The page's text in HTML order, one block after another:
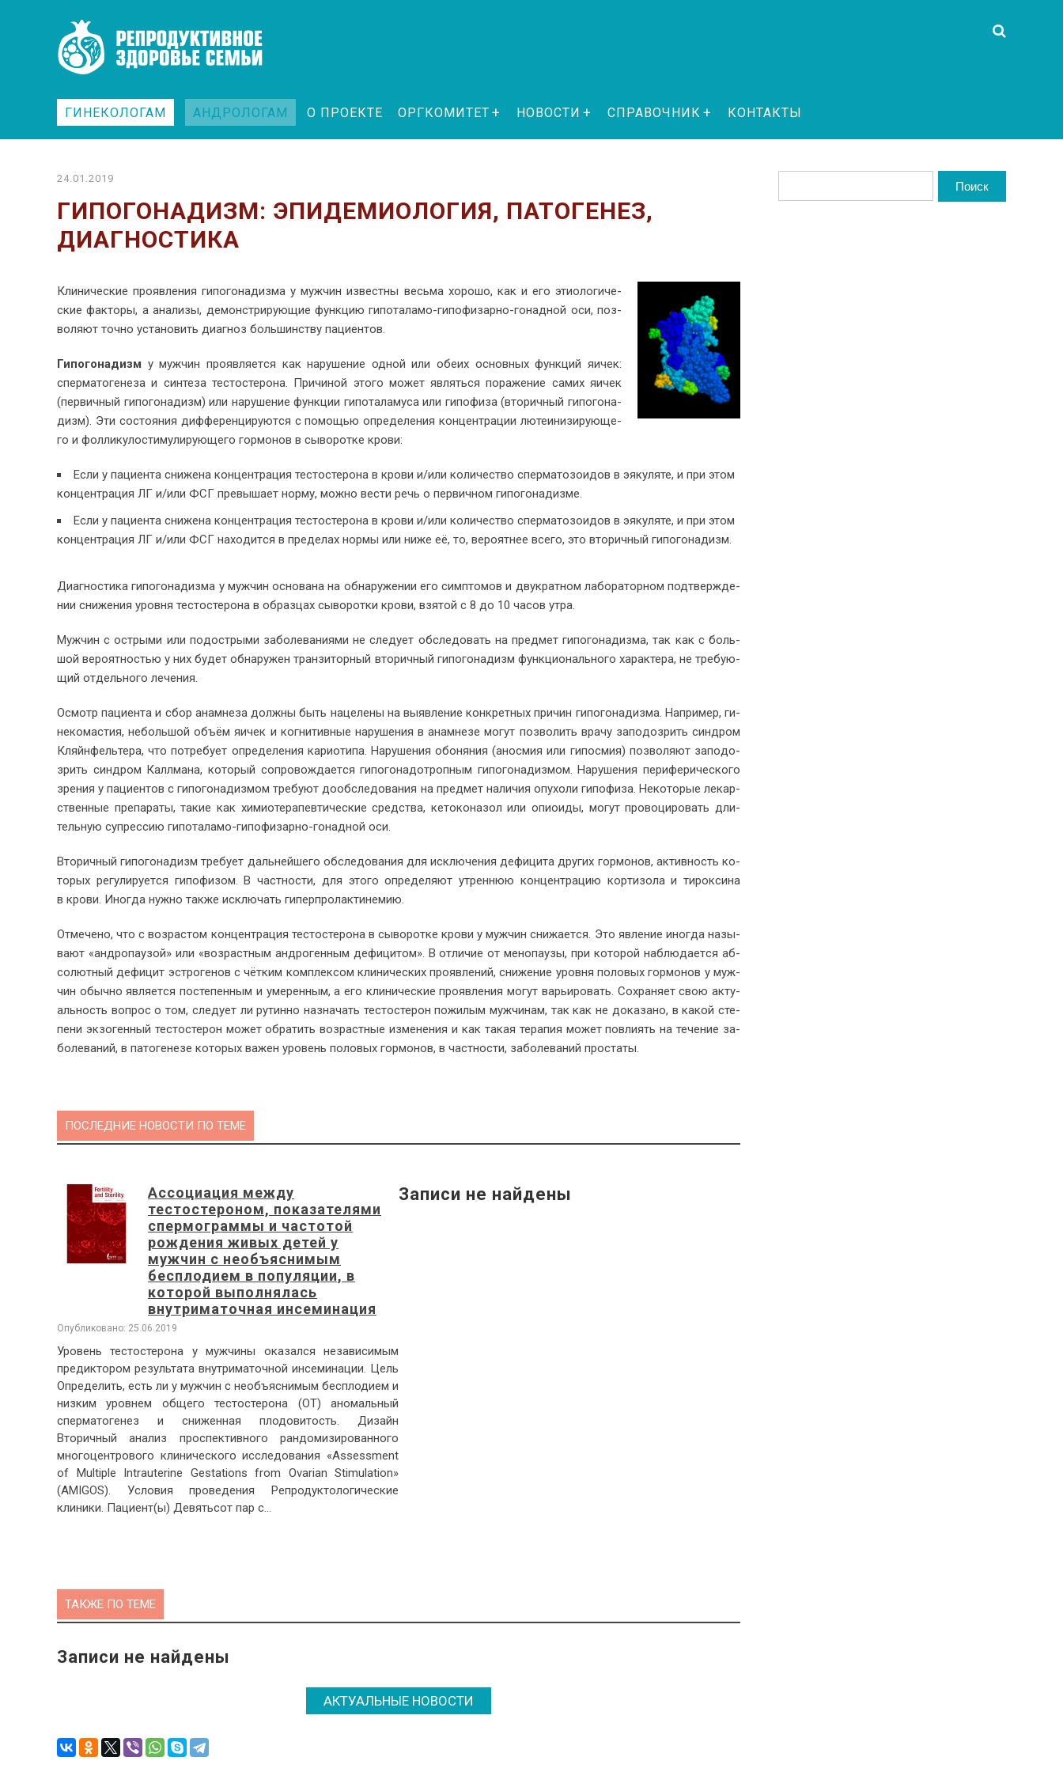
ГИНЕКОЛОГАМ АНДРОЛОГАМ О ПРОЕКТЕ ОРГКОМИТЕТ НОВОСТИ СПРАВОЧНИК КОНТАКТЫ
24.01.2019
ГИПОГОНАДИЗМ: ЭПИДЕМИОЛОГИЯ, ПАТОГЕНЕЗ,
ДИАГНОСТИКА
Кли­ни­че­ские про­яв­ле­ния ги­по­го­на­диз­ма у муж­чин из­вест­ны весь­ма хо­ро­шо, как и его этио­ло­ги­че­
ские фак­то­ры, а ана­ли­зы, де­мон­стри­ру­ю­щие функ­цию ги­по­та­ла­мо-ги­по­фи­зар­но-го­над­ной оси, поз­
во­ля­ют точ­но уста­но­вить ди­а­гноз боль­шин­ству па­ци­ен­тов.
Ги­по­го­на­дизм у муж­чин про­яв­ля­ет­ся как на­ру­ше­ние од­ной или обе­их ос­нов­ных функ­ций яи­чек:
спер­ма­то­ге­не­за и син­те­за те­сто­сте­ро­на. При­чи­ной это­го мо­жет яв­лять­ся по­ра­же­ние са­мих яи­чек
(пер­вич­ный ги­по­го­на­дизм) или на­ру­ше­ние функ­ции ги­по­та­ла­му­са или ги­по­фи­за (вто­рич­ный ги­по­го­на­
дизм). Эти со­сто­я­ния диф­фе­рен­ци­ру­ют­ся с по­мо­щью опре­де­ле­ния кон­цен­тра­ции лю­те­и­ни­зи­ру­ю­ще­
го и фол­ли­ку­ло­сти­му­ли­ру­ю­ще­го гор­мо­нов в сы­во­рот­ке кро­ви:
Ес­ли у па­ци­ен­та сни­же­на кон­цен­тра­ция те­сто­сте­ро­на в кро­ви и/или ко­ли­че­ство спер­ма­то­зо­и­дов в эяку­ля­те, и при этом
кон­цен­тра­ция ЛГ и/или ФСГ пре­вы­ша­ет нор­му, мож­но ве­сти речь о пер­вич­ном ги­по­го­на­диз­ме.
Ес­ли у па­ци­ен­та сни­же­на кон­цен­тра­ция те­сто­сте­ро­на в кро­ви и/или ко­ли­че­ство спер­ма­то­зо­и­дов в эяку­ля­те, и при этом
кон­цен­тра­ция ЛГ и/или ФСГ на­хо­дит­ся в пре­де­лах нор­мы или ни­же её, то, ве­ро­ят­нее все­го, это вто­рич­ный ги­по­го­на­дизм.
Ди­а­гно­сти­ка ги­по­го­на­диз­ма у муж­чин ос­но­ва­на на об­на­ру­же­нии его симп­то­мов и дву­крат­ном ла­бо­ра­тор­ном под­твер­жде­
нии сни­же­ния уров­ня те­сто­сте­ро­на в об­раз­цах сы­во­рот­ки кро­ви, взя­той с 8 до 10 ча­сов утра.
Муж­чин с ост­ры­ми или по­до­ст­ры­ми за­боле­ва­ни­я­ми не сле­ду­ет об­сле­до­вать на пред­мет ги­по­го­на­диз­ма, так как с боль­
шой ве­ро­ят­но­стью у них бу­дет об­на­ру­жен тран­зи­тор­ный вто­рич­ный ги­по­го­на­дизм функ­цио­наль­но­го ха­рак­те­ра, не тре­бу­ю­
щий от­дель­но­го ле­че­ния.
Осмотр па­ци­ен­та и сбор ана­мне­за долж­ны быть на­це­ле­ны на вы­яв­ле­ние кон­крет­ных при­чин ги­по­го­на­диз­ма. На­при­мер, ги­
не­ко­ма­стия, неболь­шой объ­ём яи­чек и ко­гни­тив­ные на­ру­ше­ния в ана­мне­зе мо­гут поз­во­лить вра­чу за­по­до­зрить син­дром
Кляйн­фель­те­ра, что по­тре­бу­ет опре­де­ле­ния ка­ри­о­ти­па. На­ру­ше­ния обо­ня­ния (анос­мия или ги­по­смия) поз­во­ля­ют за­по­до­
зрить син­дром Калл­ма­на, ко­то­рый со­про­вож­да­ет­ся ги­по­го­на­до­троп­ным ги­по­го­на­диз­мом. На­ру­ше­ния пе­ри­фе­ри­че­ско­го
зре­ния у па­ци­ен­тов с ги­по­го­на­диз­мом тре­бу­ют до­об­сле­до­ва­ния на пред­мет на­ли­чия опу­хо­ли ги­по­фи­за. Неко­то­рые ле­кар­
ствен­ные пре­па­ра­ты, та­кие как хи­мио­те­ра­пев­ти­че­ские сред­ства, ке­то­ко­на­зол или опио­и­ды, мо­гут про­во­ци­ро­вать дли­
тель­ную су­прес­сию ги­по­та­ла­мо-ги­по­фи­зар­но-го­над­ной оси.
Вто­рич­ный ги­по­го­на­дизм тре­бу­ет даль­ней­ше­го об­сле­до­ва­ния для ис­клю­че­ния де­фи­ци­та дру­гих гор­мо­нов, ак­тив­ность ко­
то­рых ре­гу­ли­ру­ет­ся ги­по­физом. В част­но­сти, для это­го опре­де­ля­ют утрен­нюю кон­цен­тра­цию кор­ти­зо­ла и ти­рок­си­на
в кро­ви. Ино­гда нуж­но так­же ис­клю­чать ги­пер­про­лак­ти­не­мию.
От­ме­че­но, что с воз­рас­том кон­цен­тра­ция те­сто­сте­ро­на в сы­во­рот­ке кро­ви у муж­чин сни­жа­ет­ся. Это яв­ле­ние ино­гда на­зы­
ва­ют «ан­дро­па­у­зой» или «воз­раст­ным ан­дро­ген­ным де­фи­ци­том». В от­ли­чие от ме­но­па­у­зы, при ко­то­рой на­блю­да­ет­ся аб­
со­лют­ный де­фи­цит эст­ро­ге­нов с чёт­ким ком­плек­сом кли­ни­че­ских про­яв­ле­ний, сни­же­ние уров­ня по­ло­вых гор­мо­нов у муж­
чин обыч­но яв­ля­ет­ся по­сте­пен­ным и уме­рен­ным, а его кли­ни­че­ские про­яв­ле­ния мо­гут ва­рьи­ро­вать. Со­хра­ня­ет свою ак­ту­
аль­ность во­прос о том, сле­ду­ет ли ру­тин­но на­зна­чать те­сто­сте­рон по­жи­лым муж­чи­нам, так как не до­ка­за­но, в ка­кой сте­
пе­ни эк­зо­ген­ный те­сто­сте­рон мо­жет об­ра­тить воз­раст­ные из­ме­не­ния и как та­кая те­ра­пия мо­жет по­вли­ять на те­че­ние за­
боле­ва­ний, в па­то­ге­не­зе ко­то­рых ва­жен уро­вень по­ло­вых гор­мо­нов, в част­но­сти, за­боле­ва­ний про­ста­ты.
ПОСЛЕДНИЕ НОВОСТИ ПО ТЕМЕ
Ассоциация между
тестостероном, показателями
спермограммы и частотой
рождения живых детей у
мужчин с необъяснимым
бесплодием в популяции, в
которой выполнялась
внутриматочная инсеминация
Опубликовано: 25.06.2019
Уровень тестостерона у мужчины оказался независимым
предиктором результата внутриматочной инсеминации. Цель
Определить, есть ли у мужчин с необъяснимым бесплодием и
низким уровнем общего тестостерона (ОТ) аномальный
сперматогенез и сниженная плодовитость. Дизайн
Вторичный анализ проспективного рандомизированного
многоцентрового клинического исследования «Assessment
of Multiple Intrauterine Gestations from Ovarian Stimulation»
(AMIGOS). Условия проведения Репродуктологические
клиники. Пациент(ы) Девятьсот пар с…
Записи не найдены
ТАКЖЕ ПО ТЕМЕ
Записи не найдены
АКТУАЛЬНЫЕ НОВОСТИ